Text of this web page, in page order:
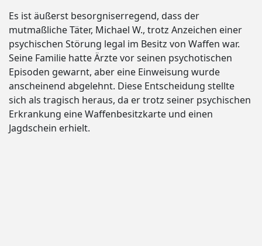
Es ist äußerst besorgniserregend, dass der
mutmaßliche Täter, Michael W., trotz Anzeichen einer
psychischen Störung legal im Besitz von Waffen war.
Seine Familie hatte Ärzte vor seinen psychotischen
Episoden gewarnt, aber eine Einweisung wurde
anscheinend abgelehnt. Diese Entscheidung stellte
sich als tragisch heraus, da er trotz seiner psychischen
Erkrankung eine Waffenbesitzkarte und einen
Jagdschein erhielt.